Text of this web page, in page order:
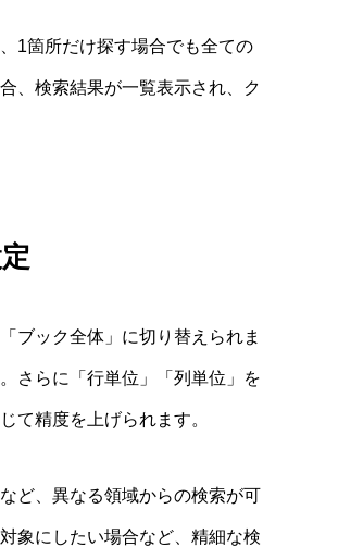
1箇所だけ探す場合でも全ての
、検索結果が一覧表示され、ク
ブック全体」に切り替えられま
さらに「行単位」「列単位」を
て精度を上げられます。
ど、異なる領域からの検索が可
象にしたい場合など、精細な検